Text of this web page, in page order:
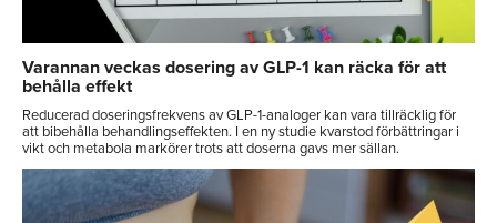
Varannan veckas dosering av GLP-1 kan räcka för att
behålla effekt
Reducerad doseringsfrekvens av GLP-1-analoger kan vara tillräcklig för
att bibehålla behandlingseffekten. I en ny studie kvarstod förbättringar i
vikt och metabola markörer trots att doserna gavs mer sällan.